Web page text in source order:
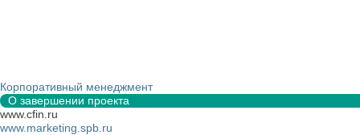
Корпоративный менеджмент
О завершении проекта
www.cfin.ru
www.marketing.spb.ru